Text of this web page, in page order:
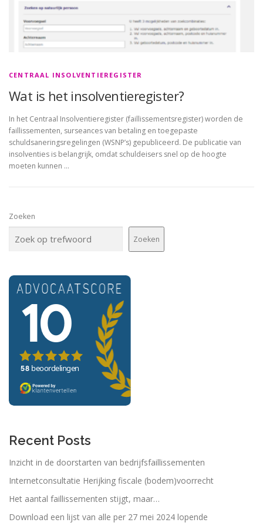
CENTRAAL INSOLVENTIEREGISTER
Wat is het insolventieregister?
In het Centraal Insolventieregister (faillissementsregister) worden de
faillissementen, surseances van betaling en toegepaste
schuldsaneringsregelingen (WSNP’s) gepubliceerd. De publicatie van
insolventies is belangrijk, omdat schuldeisers snel op de hoogte
moeten kunnen …
Zoeken
Zoeken
Recent Posts
Inzicht in de doorstarten van bedrijfsfaillissementen
Internetconsultatie Herijking fiscale (bodem)voorrecht
Het aantal faillissementen stijgt, maar…
Download een lijst van alle per 27 mei 2024 lopende